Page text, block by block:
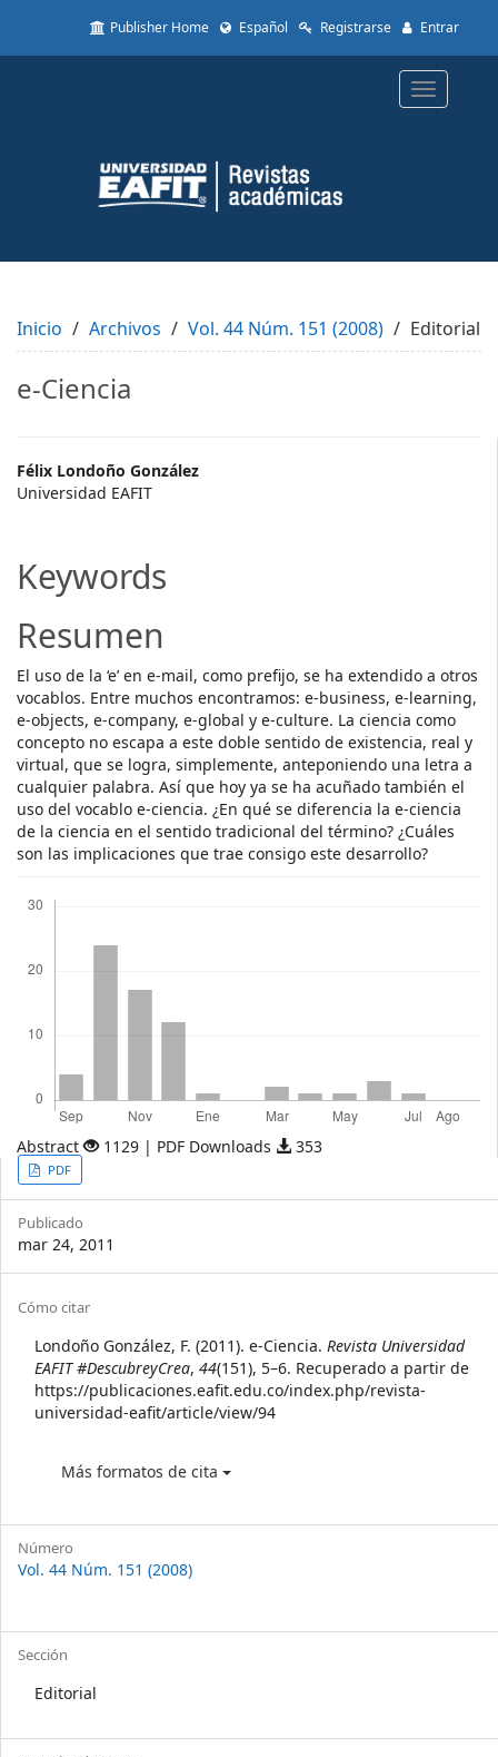
to
Content
Sidebar
Publisher Home Español Registrarse Entrar
Toggle
Inicio Archivos Vol. 44 Núm. 151 (2008) Editorial
e-Ciencia
Main
Article
Félix Londoño González
Universidad EAFIT
Keywords
Resumen
El uso de la ‘e’ en e-mail, como prefijo, se ha extendido a otros
vocablos. Entre muchos encontramos: e-business, e-learning,
e-objects, e-company, e-global y e-culture. La ciencia como
concepto no escapa a este doble sentido de existencia, real y
virtual, que se logra, simplemente, anteponiendo una letra a
cualquier palabra. Así que hoy ya se ha acuñado también el
uso del vocablo e-ciencia. ¿En qué se diferencia la e-ciencia
de la ciencia en el sentido tradicional del término? ¿Cuáles
son las implicaciones que trae consigo este desarrollo?
Abstract 1129 | PDF Downloads 353
Article
Sidebar
PDF
Publicado
mar 24, 2011
Article
Details
Cómo citar
Londoño González, F. (2011). e-Ciencia. Revista Universidad
EAFIT #DescubreyCrea, 44(151), 5–6. Recuperado a partir de
https://publicaciones.eafit.edu.co/index.php/revista-
universidad-eafit/article/view/94
Más formatos de cita
Número
Vol. 44 Núm. 151 (2008)
Sección
Editorial